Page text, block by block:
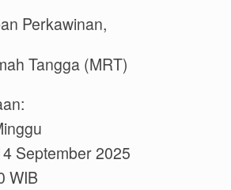
Perkawinan,
Tangga (MRT)
September 2025
WIB